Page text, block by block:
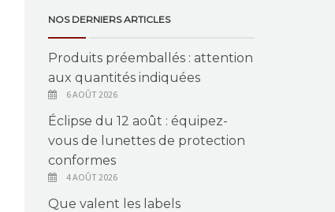
NOS DERNIERS ARTICLES
Produits préemballés : attention
aux quantités indiquées
6 AOÛT 2026
Éclipse du 12 août : équipez-
vous de lunettes de protection
conformes
4 AOÛT 2026
Que valent les labels